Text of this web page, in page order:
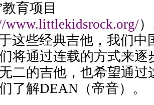
教育项目
www.littlekidsrock.org/
这些经典吉他，我们中
将通过连载的方式来逐
二的吉他，也希望通过
了解DEAN （帝音）。